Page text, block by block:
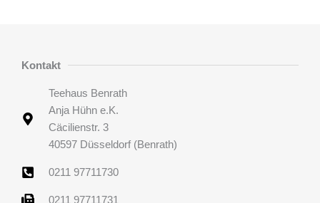
Kontakt
Teehaus Benrath
Anja Hühn e.K.
Cäcilienstr. 3
40597 Düsseldorf (Benrath)
0211 97711730
0211 97711731